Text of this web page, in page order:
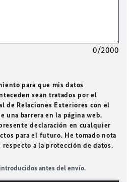
0/2000
para que mis datos
sean tratados por el
de Relaciones Exteriores con el
una barrera en la página web.
declaración en cualquier
para el futuro. He tomado nota
a la protección de datos.
antes del envío.